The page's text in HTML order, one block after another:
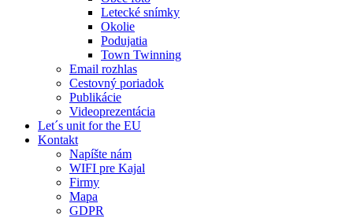
Letecké snímky
Okolie
Podujatia
Town Twinning
Email rozhlas
Cestovný poriadok
Publikácie
Videoprezentácia
Let´s unit for the EU
Kontakt
Napíšte nám
WIFI pre Kajal
Firmy
Mapa
GDPR